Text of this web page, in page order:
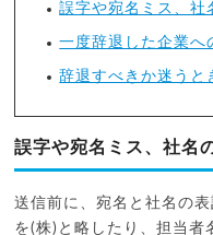
誤字や宛名ミス、社
一度辞退した企業へ
辞退すべきか迷うと
誤字や宛名ミス、社名
送信前に、宛名と社名の
を(株)と略したり、担当者